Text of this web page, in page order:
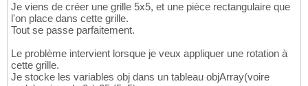
Je viens de créer une grille 5x5, et une pièce rectangulaire que
l'on place dans cette grille.
Tout se passe parfaitement.
Le problème intervient lorsque je veux appliquer une rotation à
cette grille.
Je stocke les variables obj dans un tableau objArray(voire